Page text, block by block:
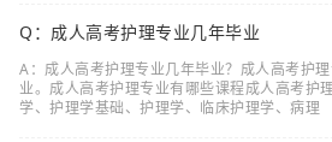
Q：成人高考护理专业几年毕业
A：成人高考护理专业几年毕业？成人高考护
业。成人高考护理专业有哪些课程成人高考护
学、护理学基础、护理学、临床护理学、病理